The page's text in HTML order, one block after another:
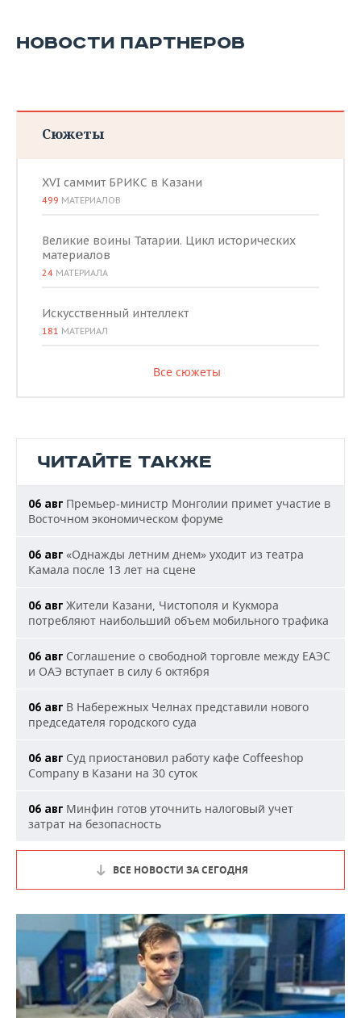
НОВОСТИ ПАРТНЕРОВ
Сюжеты
XVI саммит БРИКС в Казани
499 МАТЕРИАЛОВ
Великие воины Татарии. Цикл исторических
материалов
24 МАТЕРИАЛА
Искусственный интеллект
181 МАТЕРИАЛ
Все сюжеты
ЧИТАЙТЕ ТАКЖЕ
06 авг Премьер-министр Монголии примет участие в
Восточном экономическом форуме
06 авг «Однажды летним днем» уходит из театра
Камала после 13 лет на сцене
06 авг Жители Казани, Чистополя и Кукмора
потребляют наибольший объем мобильного трафика
06 авг Соглашение о свободной торговле между ЕАЭС
и ОАЭ вступает в силу 6 октября
06 авг В Набережных Челнах представили нового
председателя городского суда
06 авг Суд приостановил работу кафе Coffeeshop
Company в Казани на 30 суток
06 авг Минфин готов уточнить налоговый учет
затрат на безопасность
ВСЕ НОВОСТИ ЗА СЕГОДНЯ